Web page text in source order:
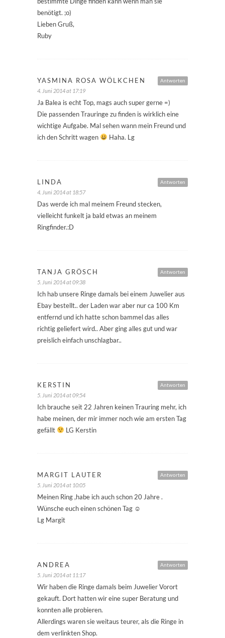
benötigt. ;o)
Lieben Gruß,
Ruby
Antworten
YASMINA ROSA WÖLKCHEN
4. Juni 2014 at 17:19
Ja Balea is echt Top, mags auch super gerne =)
Die passenden Trauringe zu finden is wirklich eine
wichtige Aufgabe. Mal sehen wann mein Freund und
ich den Schritt wagen
Haha. Lg
Antworten
LINDA
4. Juni 2014 at 18:57
Das werde ich mal meinem Freund stecken,
vielleicht funkelt ja bald etwas an meinem
Ringfinder.:D
Antworten
TANJA GRÖSCH
5. Juni 2014 at 09:38
Ich hab unsere Ringe damals bei einem Juwelier aus
Ebay bestellt.. der Laden war aber nur ca 100 Km
entfernd und ich hatte schon bammel das alles
richtig geliefert wird.. Aber ging alles gut und war
preislich einfach unschlagbar..
Antworten
KERSTIN
5. Juni 2014 at 09:54
Ich brauche seit 22 Jahren keinen Trauring mehr, ich
habe meinen, der mir immer noch wie am ersten Tag
gefällt
LG Kerstin
Antworten
MARGIT LAUTER
5. Juni 2014 at 10:05
Meinen Ring ,habe ich auch schon 20 Jahre .
Wünsche euch einen schönen Tag ☺
Lg Margit
Antworten
ANDREA
5. Juni 2014 at 11:17
Wir haben die Ringe damals beim Juwelier Vorort
gekauft. Dort hatten wir eine super Beratung und
konnten alle probieren.
Allerdings waren sie weitaus teurer, als die Ringe in
dem verlinkten Shop.